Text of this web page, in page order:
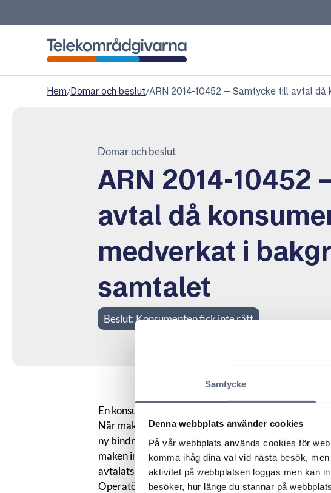
Samtycke
Denna webbplats använder cookies
På vår webbplats används cookies för
komma ihåg dina val vid nästa besök,
aktivitet på webbplatsen loggas men kan
besöker, hur länge du stannar på
Hem/Domar och beslut/ARN 2014-10452 – Samtycke till avtal
Domar och beslut
ARN 2014-10452
avtal då
medverkat i
samtalet
Beslut:Konsumenten fick inte rätt
En konsument blev uppringd av en säljare, men
När maken vid ett senare tillfälle ringde för att
ny bindningstid. Konsumenten ansåg inte att något
maken inte haft tillåtelse att ingå avtal i hennes
avtalats.
Operatören anförde att ett nytt avtal ingicks och att